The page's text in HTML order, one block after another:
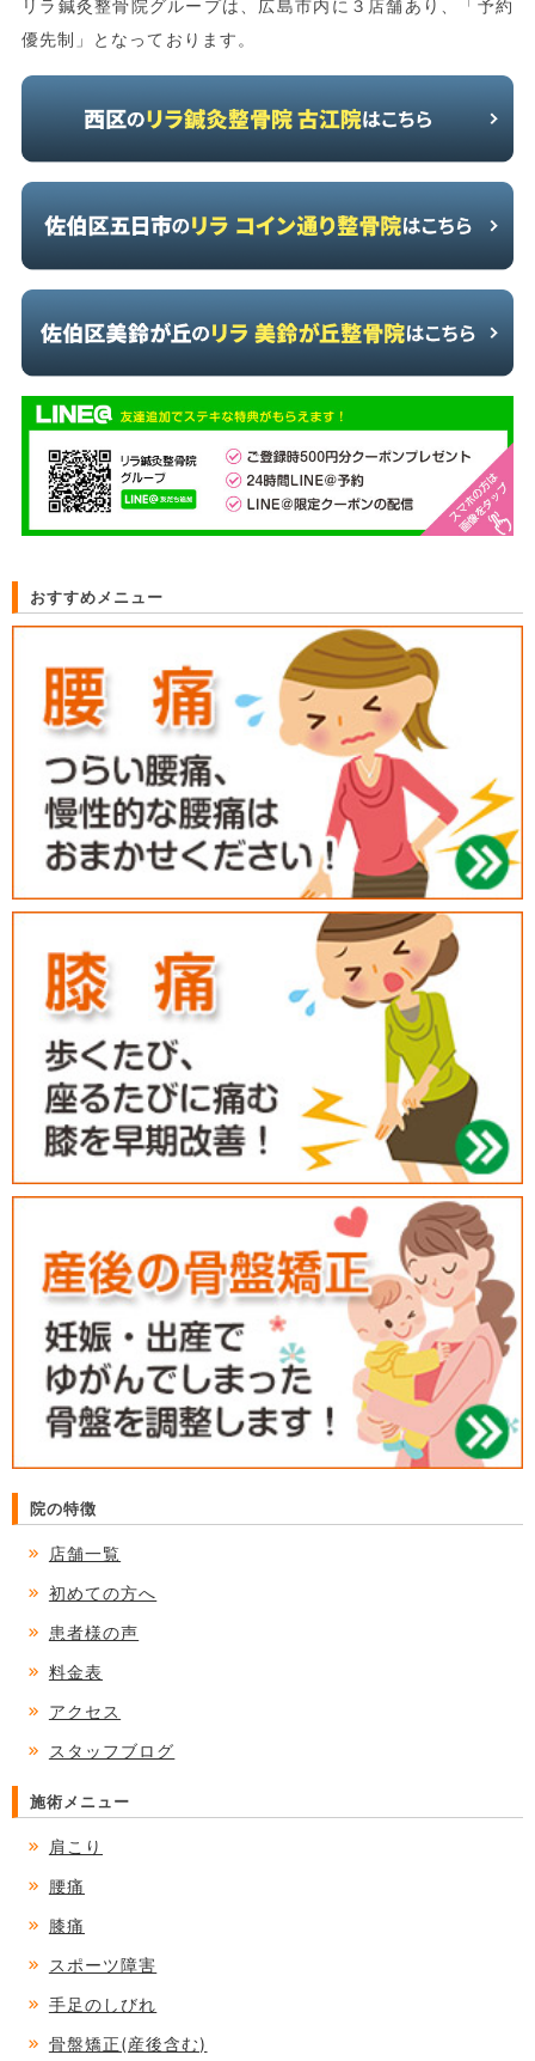
リラ鍼灸整骨院グループは、広島市内に３店舗あり、「予約
優先制」となっております。
おすすめメニュー
院の特徴
店舗一覧
初めての方へ
患者様の声
料金表
アクセス
スタッフブログ
施術メニュー
肩こり
腰痛
膝痛
スポーツ障害
手足のしびれ
骨盤矯正(産後含む)